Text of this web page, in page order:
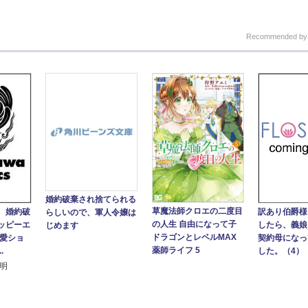
Recommended by
婚約破
ピーエ
ショ
婚約破棄され捨てられる
らしいので、軍人令嬢は
じめます
草魔法師クロエの二度目
の人生 自由になって子
ドラゴンとレベルMAX
薬師ライフ 5
訳あり伯爵
したら、義
契約母にな
した。（4）